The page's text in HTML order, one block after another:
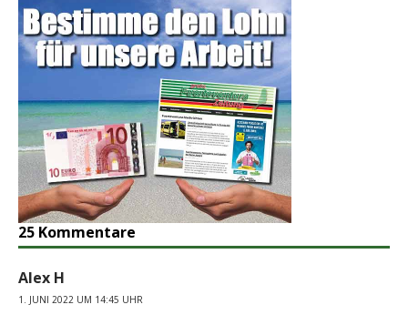
25 Kommentare
Alex H
1. JUNI 2022 UM 14:45 UHR